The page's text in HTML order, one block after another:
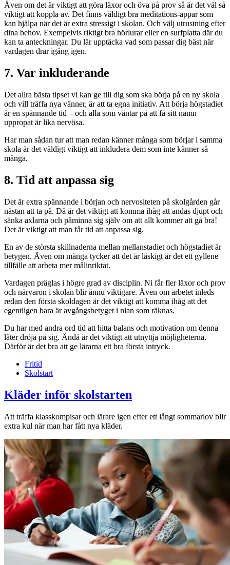
Även om det är viktigt att göra läxor och öva på prov så är det väl så
viktigt att koppla av. Det finns väldigt bra meditations-appar som
kan hjälpa när det är extra stressigt i skolan. Och välj utrustning efter
dina behov. Exempelvis riktigt bra hörlurar eller en surfplatta där du
kan ta anteckningar. Du lär upptäcka vad som passar dig bäst när
vardagen drar igång igen.
7. Var inkluderande
Det allra bästa tipset vi kan ge till dig som ska börja på en ny skola
och vill träffa nya vänner, är att ta egna initiativ. Att börja högstadiet
är en spännande tid – och alla som väntar på att få sitt namn
uppropat är lika nervösa.
Har man sådan tur att man redan känner många som börjar i samma
skola är det väldigt viktigt att inkludera dem som inte känner så
många.
8. Tid att anpassa sig
Det är extra spännande i början och nervositeten på skolgården går
nästan att ta på. Då är det viktigt att komma ihåg att andas djupt och
sänka axlarna och påminna sig själv om att allt kommer att gå bra!
Det är viktigt att man får tid att anpassa sig.
En av de största skillnaderna mellan mellanstadiet och högstadiet är
betygen. Även om många tycker att det är läskigt är det ett gyllene
tillfälle att arbeta mer målinriktat.
Vardagen präglas i högre grad av disciplin. Ni får fler läxor och prov
och närvaron i skolan blir ännu viktigare. Även om arbetet inleds
redan den första skoldagen är det viktigt att komma ihåg att det
egentligen bara är avgångsbetyget i nian som räknas.
Du har med andra ord tid att hitta balans och motivation om denna
låter dröja på sig. Ändå är det viktigt att utnyttja möjligheterna.
Därför är det bra att ge lärarna ett bra första intryck.
Fritid
Skolstart
Kläder inför skolstarten
Att träffa klasskompisar och lärare igen efter ett långt sommarlov blir
extra kul när man har fått nya kläder.